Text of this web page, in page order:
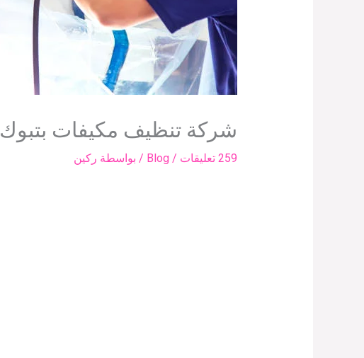
شركة تنظيف مكيفات بتبوك
259 تعليقات /
Blog / بواسطة ركين